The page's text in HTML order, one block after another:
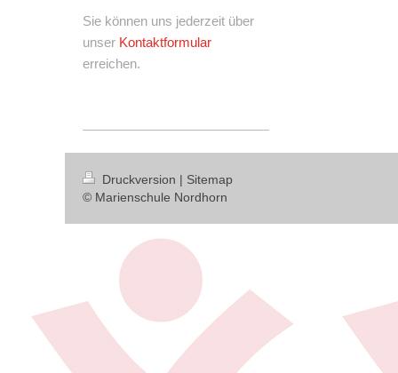
Sie können uns jederzeit über
unser Kontaktformular
erreichen.
Druckversion | Sitemap
© Marienschule Nordhorn